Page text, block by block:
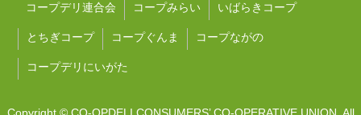
コープデリ連合会 コープみらい いばらきコープ
とちぎコープ コープぐんま コープながの
コープデリにいがた